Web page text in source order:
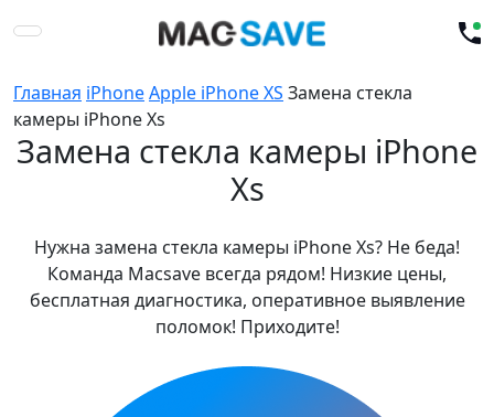
Главная iPhoneApple iPhone XS Замена стекла
камеры iPhone Xs
Замена стекла камеры iPhone
Xs
Нужна замена стекла камеры iPhone Xs? Не беда!
Команда Macsave всегда рядом! Низкие цены,
бесплатная диагностика, оперативное выявление
поломок! Приходите!